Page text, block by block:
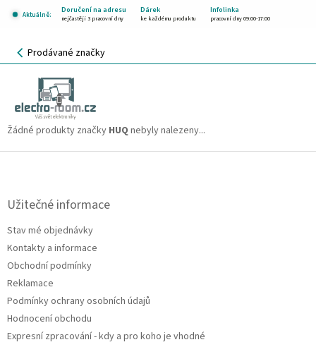
Aktuálně:
Doručení na adresu Dárek Infolinka
nejčastěji 3 pracovní dny ke každému produktu pracovní dny 09:00-17:00
NÁKUPNÍ
KOŠÍK
Prodávané značky
HUQ
Žádné produkty značky HUQnebyly nalezeny...
Z
Užitečné informace
Stav mé objednávky
Kontakty a informace
Obchodní podmínky
Reklamace
Podmínky ochrany osobních údajů
Hodnocení obchodu
Expresní zpracování - kdy a pro koho je vhodné